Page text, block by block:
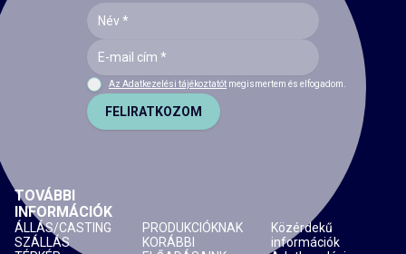
TOVÁBBI
INFORMÁCIÓK
ÁLLÁS/CASTING
SZÁLLÁS
PRODUKCIÓKNAK
KORÁBBI
Közérdekű
információk
Az Adatkezelési tájékoztatót megismertem és elfogadom.
FELIRATKOZOM